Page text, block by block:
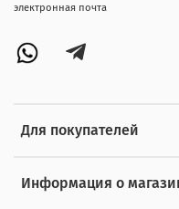
Для покупателей
Информация о
электронная почта